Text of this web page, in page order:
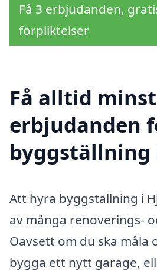
Få 3 erbjudanden,
förpliktelser
Få alltid
erbjudanden
byggställning
Att hyra byggställning i
av många renoverings-
Oavsett om du ska måla
bygga ett nytt garage,